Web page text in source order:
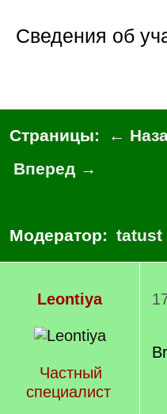
Сведения об участнике Отечественной войны 1812
Страницы: ←
Вперед →
Модератор: tatust
Leontiya
Частный
специалист